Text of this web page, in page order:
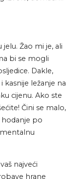
Žao mi je, ali
bi se mogli
Dakle,
ležanje na
cijenu. Ako ste
Čini se malo,
hodanje po
najveći
hrane